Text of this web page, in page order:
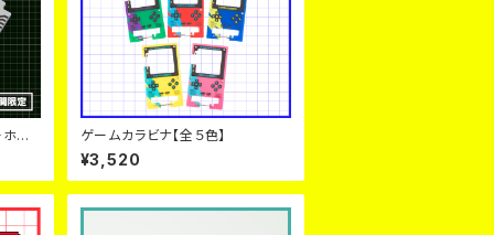
ル
ゲームカラビナ【全５色】
¥3,520